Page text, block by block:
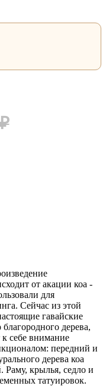
от акации коа -
для
Сейчас из этой
гавайские
дерева,
себе внимание
передний и
дерева коа
Раму, крылья, седло и
татуировок.